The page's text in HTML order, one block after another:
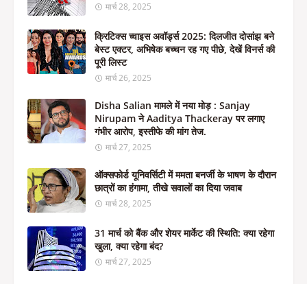
मार्च 28, 2025
क्रिटिक्स च्वाइस अवॉर्ड्स 2025: दिलजीत दोसांझ बने
बेस्ट एक्टर, अभिषेक बच्चन रह गए पीछे, देखें विनर्स की
पूरी लिस्ट
मार्च 26, 2025
Disha Salian मामले में नया मोड़ : Sanjay
Nirupam ने Aaditya Thackeray पर लगाए
गंभीर आरोप, इस्तीफे की मांग तेज.
मार्च 27, 2025
ऑक्सफोर्ड यूनिवर्सिटी में ममता बनर्जी के भाषण के दौरान
छात्रों का हंगामा, तीखे सवालों का दिया जवाब
मार्च 28, 2025
31 मार्च को बैंक और शेयर मार्केट की स्थिति: क्या रहेगा
खुला, क्या रहेगा बंद?
मार्च 27, 2025